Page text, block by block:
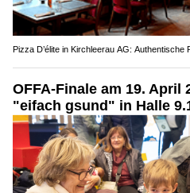
Pizza D’élite in Kirchleerau AG:
OFFA-Finale am 19. April
"eifach gsund" in Halle